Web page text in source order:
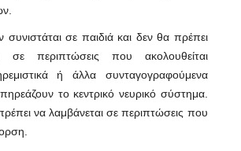
συνιστάται σε παιδιά και δεν θα πρέπει
σε περιπτώσεις που ακολουθείται
ή άλλα συνταγογραφούμενα
το κεντρικό νευρικό σύστημα.
να λαμβάνεται σε περιπτώσεις που